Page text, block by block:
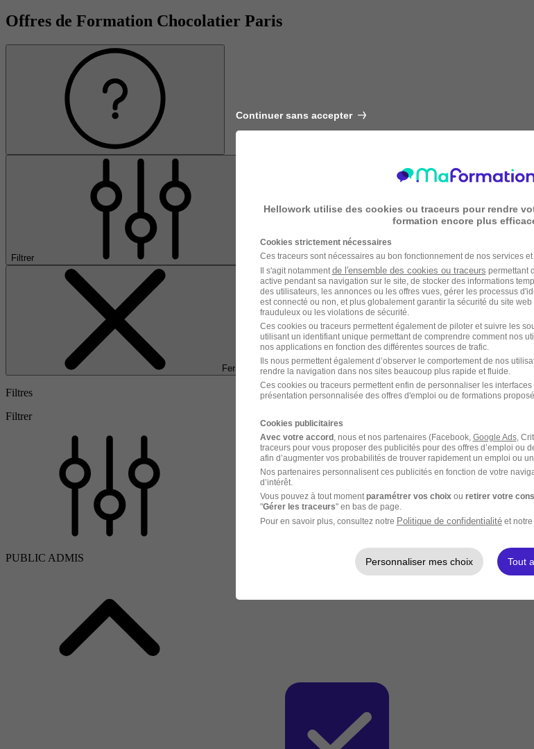
Offres de Formation Chocolatier Paris
Filtrer
Fermer
Filtres
Filtrer
PUBLIC ADMIS
Continuer sans accepter
Hellowork utilise des cookies ou traceurs pour rendre
formation encore plus
Cookies strictement nécessaires
Ces traceurs sont nécessaires au bon fonctionnement de nos services et
Il s'agit notamment de l'ensemble des cookies ou traceurs permettant
active pendant sa navigation sur le site, de stocker des informations
des utilisateurs, les annonces ou les offres vues, gérer les processus
est connecté ou non, et plus globalement garantir la sécurité du site
frauduleux ou les violations de sécurité.
Ces cookies ou traceurs permettent également de piloter et suivre les
utilisant un identifiant unique permettant de comprendre comment nos
nos applications en fonction des différentes sources de trafic.
Ils nous permettent également d’observer le comportement de nos
rendre la navigation dans nos sites beaucoup plus rapide et fluide.
Ces cookies ou traceurs permettent enfin de personnaliser les
présentation personnalisée des offres d'emploi ou de formations
Cookies publicitaires
Avec votre accord, nous et nos partenaires (Facebook, Google Ads,
traceurs pour vous proposer des publicités pour des offres d’emploi ou
afin d’augmenter vos probabilités de trouver rapidement un emploi ou
Nos partenaires personnalisent ces publicités en fonction de votre
d’intérêt.
Vous pouvez à tout moment paramétrer vos choix ou retirer votre
"Gérer les traceurs" en bas de page.
Pour en savoir plus, consultez notre Politique de confidentialitéet notre
Personnaliser mes choix Tout